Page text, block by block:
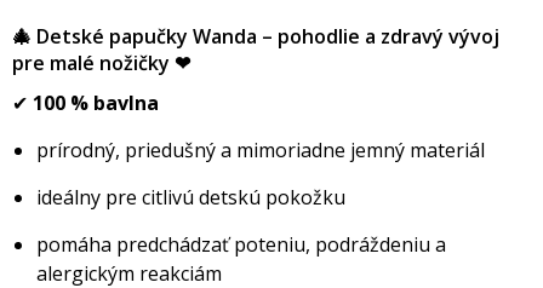
🎄 Detské papučky Wanda – pohodlie a zdravý vývoj
pre malé nožičky ❤
✔ 100 % bavlna
prírodný, priedušný a mimoriadne jemný materiál
ideálny pre citlivú detskú pokožku
pomáha predchádzať poteniu, podráždeniu a
alergickým reakciám